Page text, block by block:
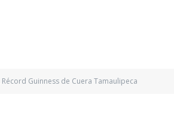
Guinness de Cuera Tamaulipeca